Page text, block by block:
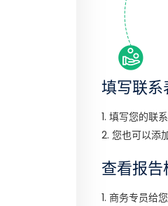
填写联系
1. 填写您的联
2. 您也可以添
查看报告
1. 商务专员给